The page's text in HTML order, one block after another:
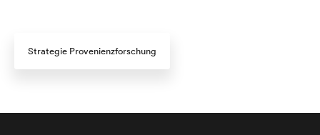
Strategie Provenienzforschung